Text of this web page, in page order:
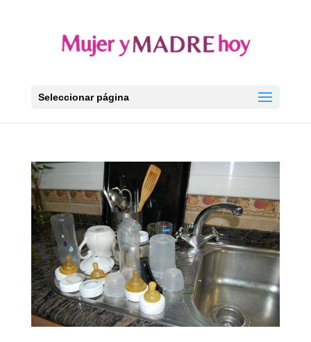
Seleccionar página